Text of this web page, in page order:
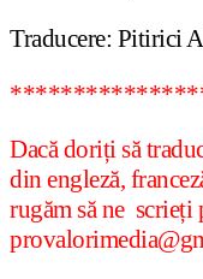
Traducere: Pitirici
Dacă doriți să
din engleză,
rugăm să ne scrieți